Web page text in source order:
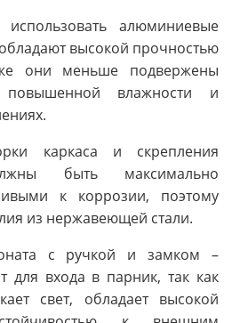
алюминиевые
высокой прочностью
они меньше подвержены
влажности и
каркаса и скрепления
быть максимально
к коррозии, поэтому
из нержавеющей стали.
с ручкой и замком –
для входа в парник, так как
свет, обладает высокой